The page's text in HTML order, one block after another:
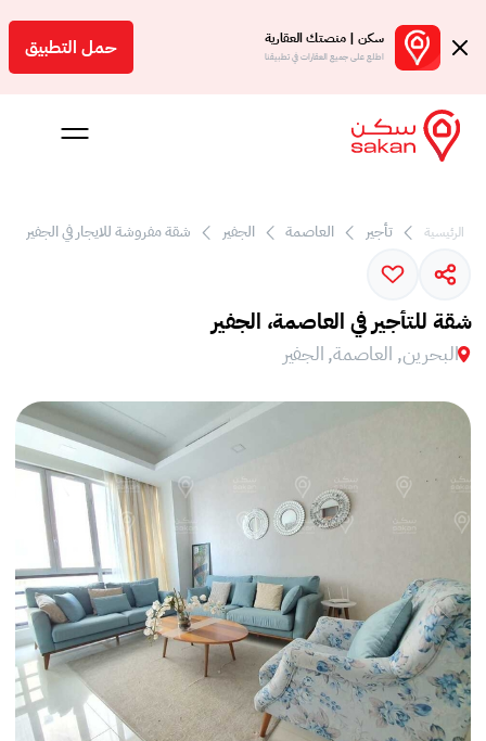
سكن | منصتك العقارية
اطلع على جميع العقارات في تطبيقنا حمل التطبيق
الرئيسية تأجير العاصمة الجفير شقة مفروشة للايجار في الجفير
شقة للتأجير في العاصمة، الجفير
البحرين, العاصمة, الجفير